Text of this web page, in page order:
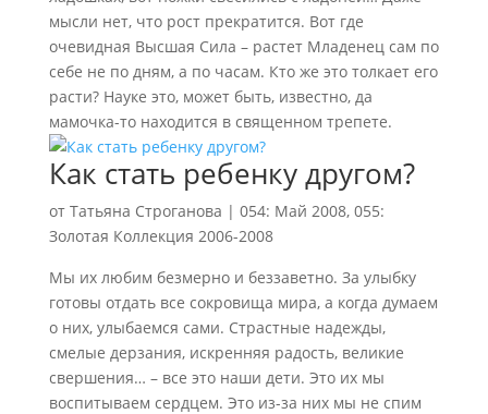
мысли нет, что рост прекратится. Вот где
очевидная Высшая Сила – растет Младенец сам по
себе не по дням, а по часам. Кто же это толкает его
расти? Науке это, может быть, известно, да
мамочка-то находится в священном трепете.
Как стать ребенку другом?
от Татьяна Строганова | 054: Май 2008, 055:
Золотая Коллекция 2006-2008
Мы их любим безмерно и беззаветно. За улыбку
готовы отдать все сокровища мира, а когда думаем
о них, улыбаемся сами. Страстные надежды,
смелые дерзания, искренняя радость, великие
свершения… – все это наши дети. Это их мы
воспитываем сердцем. Это из-за них мы не спим